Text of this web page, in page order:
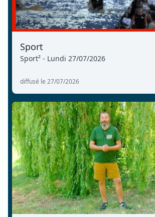
Sport
Sport² - Lundi 27/07/2026
diffusé le 27/07/2026